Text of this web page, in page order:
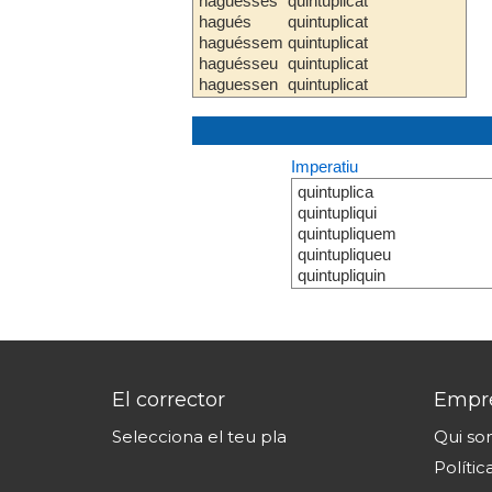
hagués
haguéssem
haguésseu
haguessen
quintuplicat
quintuplicat
quintuplicat
quintuplicat
Imperatiu
quintuplica
quintupliqui
quintupliquem
quintupliqueu
quintupliquin
El corrector
Selecciona el teu pla
Qui